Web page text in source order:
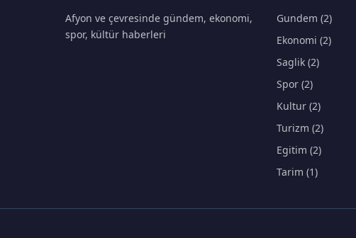
Afyon ve çevresinde gündem, ekonomi,
spor, kültür haberleri
Gundem (2)
Ekonomi (2)
Saglik (2)
Spor (2)
Kultur (2)
Turizm (2)
Egitim (2)
Tarim (1)